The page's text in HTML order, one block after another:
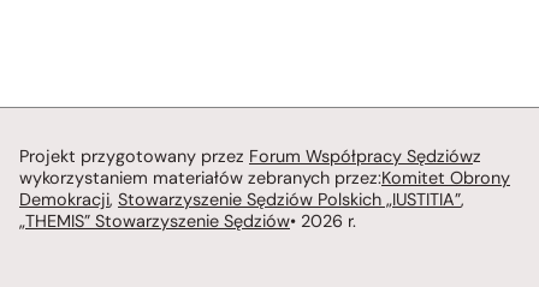
Projekt przygotowany przez Forum Współpracy Sędziówz
wykorzystaniem materiałów zebranych przez:Komitet Obrony
Demokracji, Stowarzyszenie Sędziów Polskich „IUSTITIA”,
„THEMIS” Stowarzyszenie Sędziów• 2026 r.